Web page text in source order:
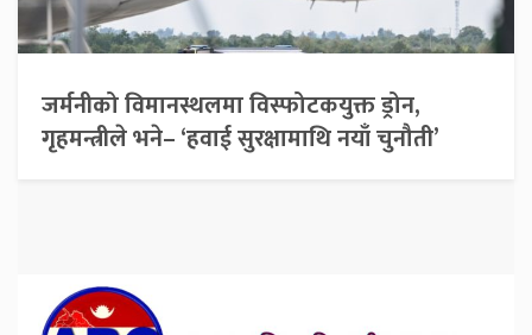
जर्मनीको विमानस्थलमा विस्फोटकयुक्त ड्रोन,
गृहमन्त्रीले भने– ‘हवाई सुरक्षामाथि नयाँ चुनौती’